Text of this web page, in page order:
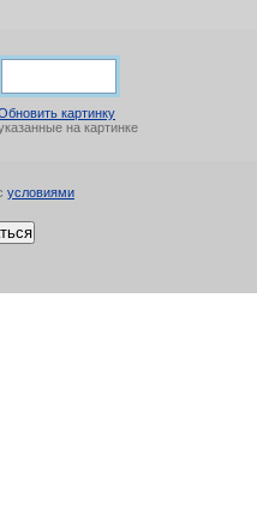
картинку
на картинке
условиями